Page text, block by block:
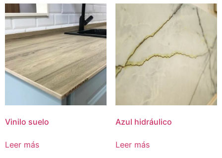
Vinilo suelo
Leer más
Azul hidráulico
Leer más